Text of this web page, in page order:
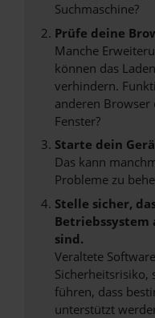
Suchmaschine?
Prüfe deine
Manche
können das
verhindern.
anderen
Fenster?
Starte dein
Das kann
Probleme zu
Stelle sicher,
Betriebssystem
sind.
Veraltete
Sicherheitsrisiko,
führen, dass
unterstützt